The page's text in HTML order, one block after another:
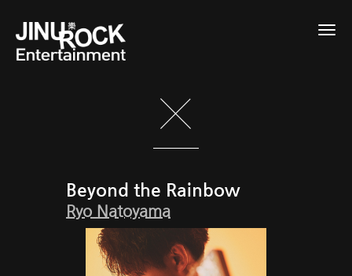
Beyond the Rainbow
Ryo Natoyama